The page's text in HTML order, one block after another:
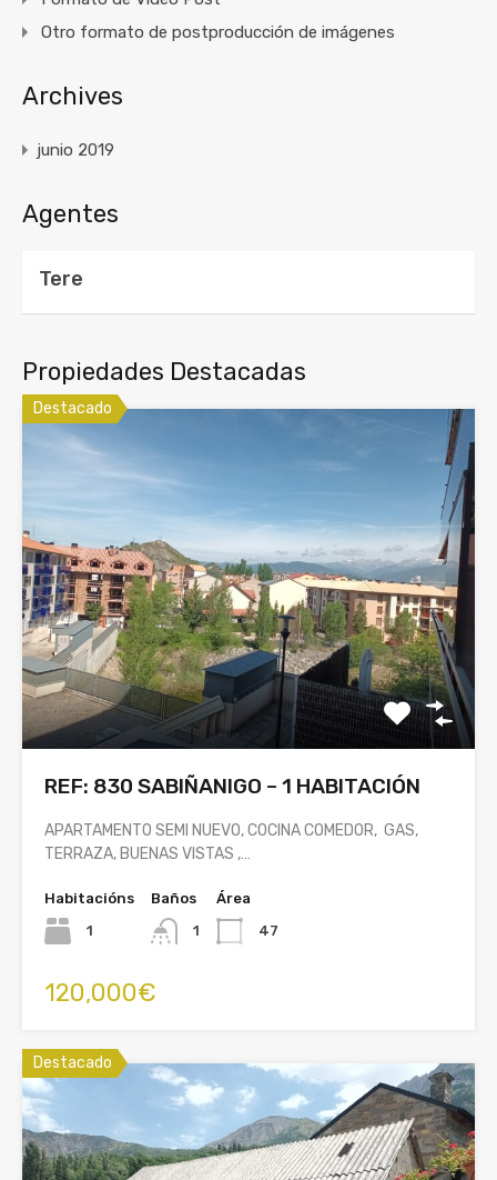
Otro formato de postproducción de imágenes
Archives
junio 2019
Agentes
Tere
Propiedades Destacadas
Destacado
REF: 830 SABIÑANIGO – 1 HABITACIÓN
APARTAMENTO SEMI NUEVO, COCINA COMEDOR, GAS,
TERRAZA, BUENAS VISTAS ,…
Habitacións
1
Baños
1
Área
47
120,000€
Destacado